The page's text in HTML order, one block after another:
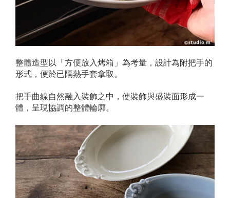
整體造型以「方便放入烤箱」為考量，設計為附把手的
形式，便於已隔熱手套拿取。
把手曲線自然融入裝飾之中，使裝飾與盛裝面形成一
體，呈現協調的整體輪廓。